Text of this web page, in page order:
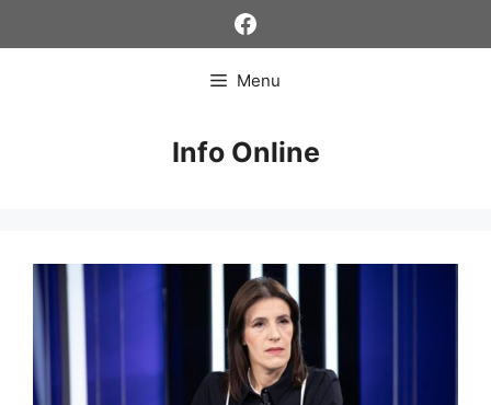
Facebook
Menu
Info Online